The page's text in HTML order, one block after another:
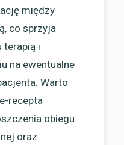
między
co sprzyja
terapią i
na ewentualne
Warto
recepta
obiegu
oraz